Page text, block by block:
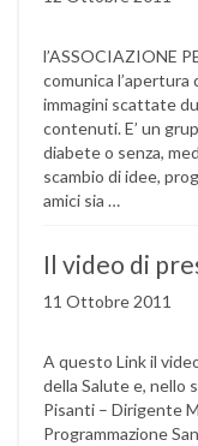
l’ASSOCIAZIONE
comunica l’apertura
immagini scattate
contenuti. E’ un
diabete o senza,
scambio di idee,
amici sia …
Il video di
11 Ottobre 2011
A questo Link il
della Salute e, nello
Pisanti – Dirigente
Programmazione